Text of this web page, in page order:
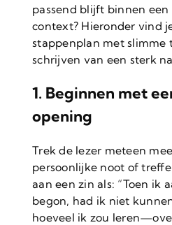
passend blijft binnen een
context? Hieronder vind
stappenplan met slimme
schrijven van een sterk
1. Beginnen met
opening
Trek de lezer meteen
persoonlijke noot of
aan een zin als: “Toen ik
begon, had ik niet
hoeveel ik zou